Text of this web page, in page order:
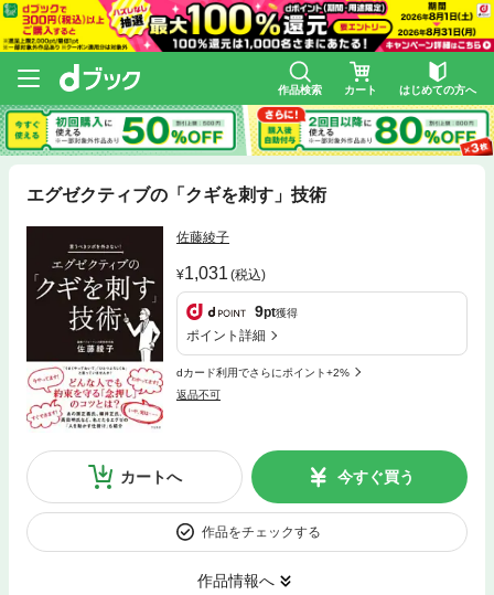
作品検索 カート はじめての方へ
エグゼクティブの「クギを刺す」技術
佐藤綾子
1,031 (税込)
9pt獲得
ポイント詳細
dカード利用でさらにポイント+2%
返品不可
カートへ 今すぐ買う
作品をチェックする
作品情報へ